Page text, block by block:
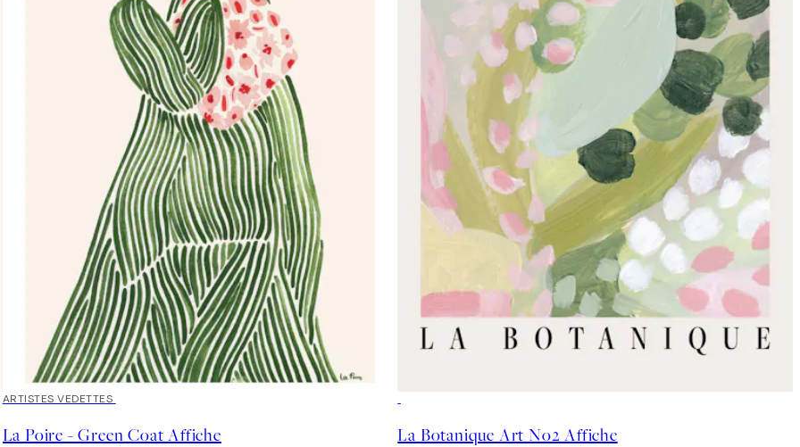
40%*
ARTISTES VEDETTES
La Poire - Green Coat Affiche La Botanique Art No2 Affiche